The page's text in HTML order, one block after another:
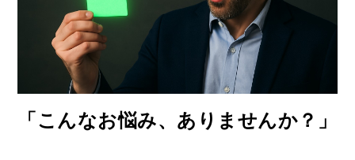
「こんなお悩み、ありませんか？」